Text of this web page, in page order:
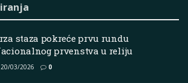
staza pokreće prvu rundu
prvenstva u reliju
20/03/2026 0